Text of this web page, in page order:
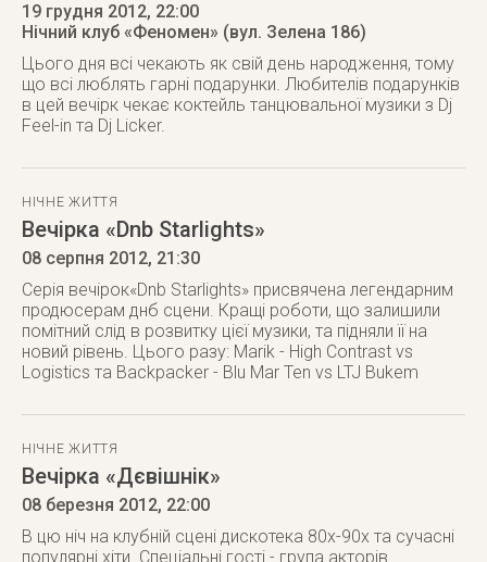
19 грудня 2012, 22:00
Нічний клуб «Феномен» (вул. Зелена 186)
Цього дня всі чекають як свій день народження, тому
що всі люблять гарні подарунки. Любителів подарунків
в цей вечірк чекає коктейль танцювальної музики з Dj
Feel-in та Dj Licker.
НІЧНЕ ЖИТТЯ
Вечірка «Dnb Starlights»
08 серпня 2012, 21:30
Серія вечірок«Dnb Starlights» присвячена легендарним
продюсерам днб сцени. Кращі роботи, що залишили
помітний слід в розвитку цієї музики, та підняли її на
новий рівень. Цього разу: Marik - High Contrast vs
Logistics та Backpacker - Blu Mar Ten vs LTJ Bukem
НІЧНЕ ЖИТТЯ
Вечірка «Дєвішнік»
08 березня 2012, 22:00
В цю ніч на клубній сцені дискотека 80х-90х та сучасні
популярні хіти. Спеціальні гості - група акторів